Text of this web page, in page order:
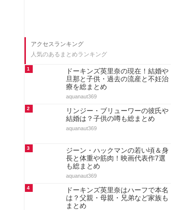
アクセスランキング
人気のあるまとめランキング
1
ドーキンズ英里奈の現在！結婚や
旦那と子供・過去の流産と不妊治
療を総まとめ
aquanaut369
2
リンジー・ブリューワーの彼氏や
結婚は？子供の噂も総まとめ
aquanaut369
3
ジーン・ハックマンの若い頃＆身
長と体重や筋肉！映画代表作7選
も総まとめ
aquanaut369
4
ドーキンズ英里奈はハーフで本名
は？父親・母親・兄弟など家族も
まとめ